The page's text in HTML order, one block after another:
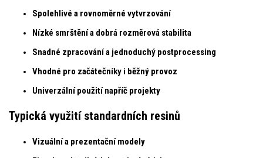
Spolehlivé a rovnoměrné vytvrzování
Nízké smrštění a dobrá rozměrová stabilita
Snadné zpracování a jednoduchý postprocessing
Vhodné pro začátečníky i běžný provoz
Univerzální použití napříč projekty
Typická využití standardních resinů
Vizuální a prezentační modely